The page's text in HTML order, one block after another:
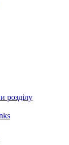
розділу